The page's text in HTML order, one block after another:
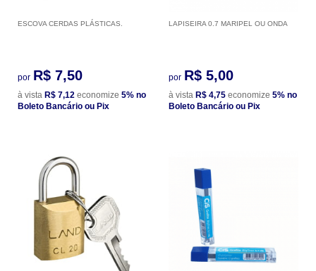
ESCOVA CERDAS PLÁSTICAS.
por R$ 7,50
à vista R$ 7,12 economize 5% no
Boleto Bancário ou Pix
LAPISEIRA 0.7 MARIPEL OU ONDA
por R$ 5,00
à vista R$ 4,75 economize 5% no
Boleto Bancário ou Pix